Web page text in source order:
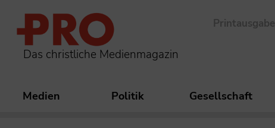
Das christliche Medienmagazin
Printausgabe
Medien Politik Gesellschaft